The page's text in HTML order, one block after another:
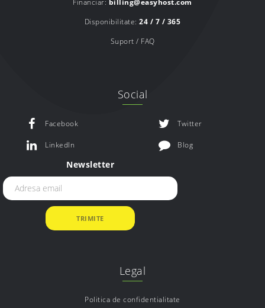
Legal
Politica de confidentialitate
Financiar: billing@easyhost.com
Disponibilitate:24 / 7 / 365
Suport / FAQ
Social
Facebook Twitter
LinkedIn Blog
Newsletter